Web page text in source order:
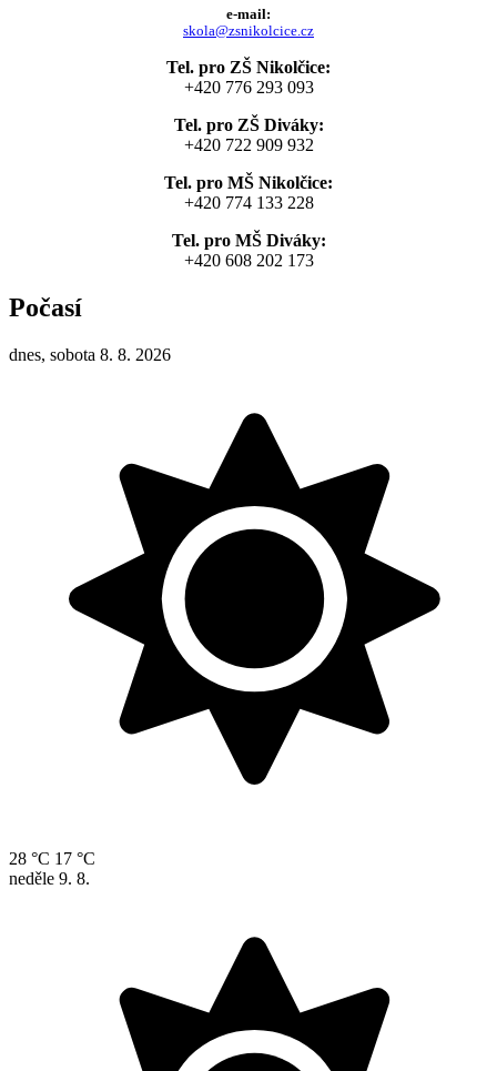
e-mail:
skola@zsnikolcice.cz
Tel. pro ZŠ Nikolčice:
+420 776 293 093
Tel. pro ZŠ Diváky:
+420 722 909 932
Tel. pro MŠ Nikolčice:
+420 774 133 228
Tel. pro MŠ Diváky:
+420 608 202 173
Počasí
dnes, sobota 8. 8. 2026
28 °C 17 °C
neděle 9. 8.